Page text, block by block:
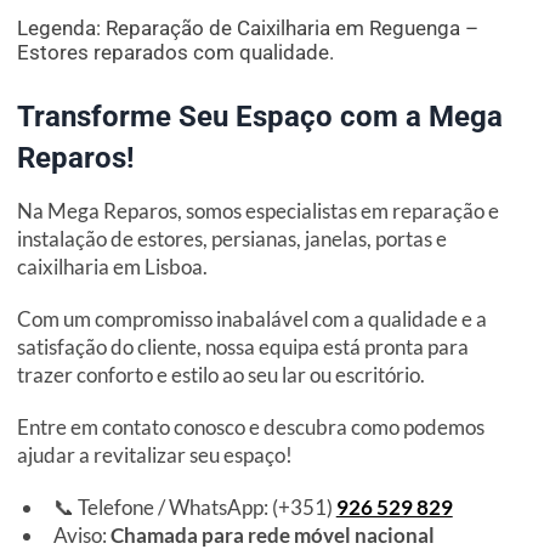
Legenda: Reparação de Caixilharia em Reguenga –
Estores reparados com qualidade.
Transforme Seu Espaço com a Mega
Reparos!
Na Mega Reparos, somos especialistas em reparação e
instalação de estores, persianas, janelas, portas e
caixilharia em Lisboa.
Com um compromisso inabalável com a qualidade e a
satisfação do cliente, nossa equipa está pronta para
trazer conforto e estilo ao seu lar ou escritório.
Entre em contato conosco e descubra como podemos
ajudar a revitalizar seu espaço!
📞 Telefone / WhatsApp: (+351) 926 529 829
Aviso:Chamada para rede móvel nacional